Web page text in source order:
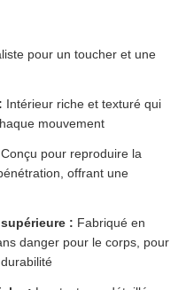
pour un toucher et une
Intérieur riche et texturé qui
mouvement
Conçu pour reproduire la
offrant une
: Fabriqué en
danger pour le corps, pour